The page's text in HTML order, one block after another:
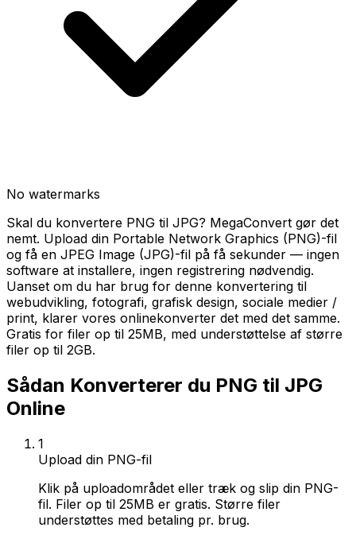
No watermarks
Skal du konvertere PNG til JPG? MegaConvert gør det
nemt. Upload din Portable Network Graphics (PNG)-fil
og få en JPEG Image (JPG)-fil på få sekunder — ingen
software at installere, ingen registrering nødvendig.
Uanset om du har brug for denne konvertering til
webudvikling, fotografi, grafisk design, sociale medier /
print, klarer vores onlinekonverter det med det samme.
Gratis for filer op til 25MB, med understøttelse af større
filer op til 2GB.
Sådan Konverterer du PNG til JPG
Online
1
Upload din PNG-fil
Klik på uploadområdet eller træk og slip din PNG-
fil. Filer op til 25MB er gratis. Større filer
understøttes med betaling pr. brug.